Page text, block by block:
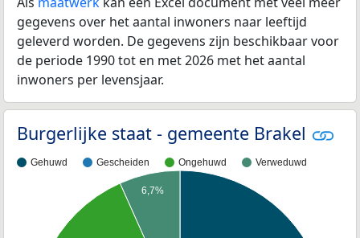
gegevens over het aantal inwoners naar leeftijd
geleverd worden. De gegevens zijn beschikbaar voor
de periode 1990 tot en met 2026 met het aantal
inwoners per levensjaar.
Burgerlijke staat - gemeente Brakel
Gehuwd Gescheiden Ongehuwd Verweduwd
6,7%